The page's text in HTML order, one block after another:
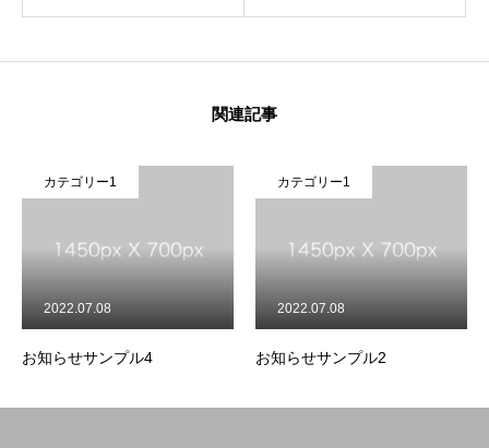
関連記事
カテゴリー1
お知らせサンプル4
2022.07.08
カテゴリー1
お知らせサンプル2
2022.07.08